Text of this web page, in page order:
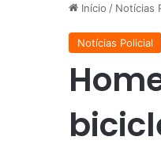
Início / Notícias
Notícias Policial